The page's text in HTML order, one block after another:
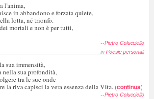
l'anima,
in abbandono e forzata quiete,
lotta, né trionfo.
mortali e non è per tutti,
--Pietro Colucciello
in Poesie personali
sua immensità,
sua profondità,
tra le sue onde
la riva capisci la vera essenza della Vita. (continua)
--Pietro Colucciello